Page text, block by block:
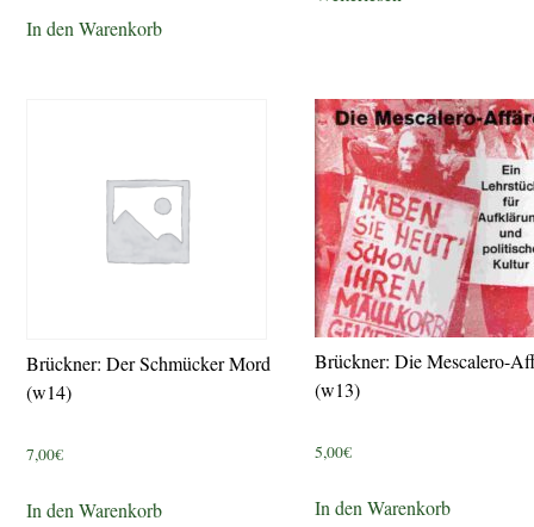
In den Warenkorb
Brückner: Der Schmücker Mord
(w14)
7,00€
In den Warenkorb
Brückner: Die Mescalero-
(w13)
5,00€
In den Warenkorb